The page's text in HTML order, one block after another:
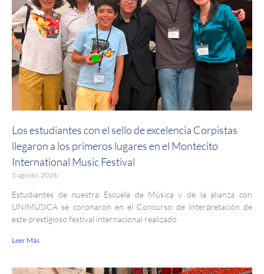
Los estudiantes con el sello de excelencia Corpistas
llegaron a los primeros lugares en el Montecito
International Music Festival
5 agosto, 2026
Estudiantes de nuestra Escuela de Música y de la alianza con
UNIMÚSICA se coronaron en el Concurso de Interpretación de
este prestigioso festival internacional realizado
Leer Más